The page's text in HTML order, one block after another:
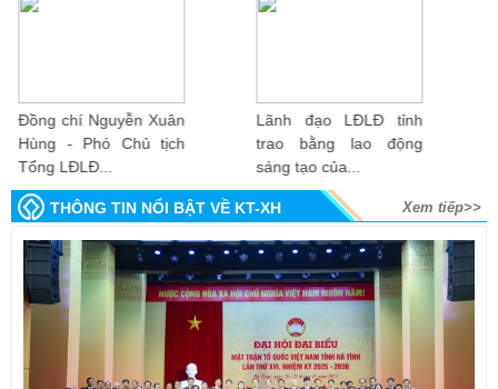
Lãnh đạo LĐLĐ tỉnh
trao bằng lao động
sáng tạo của...
Đồng chí Nguyễn Thị
Hà Tân - Tỉnh ủy viên,
Phó...
THÔNG TIN NỔI BẬT VỀ KT-XH Xem tiếp>>